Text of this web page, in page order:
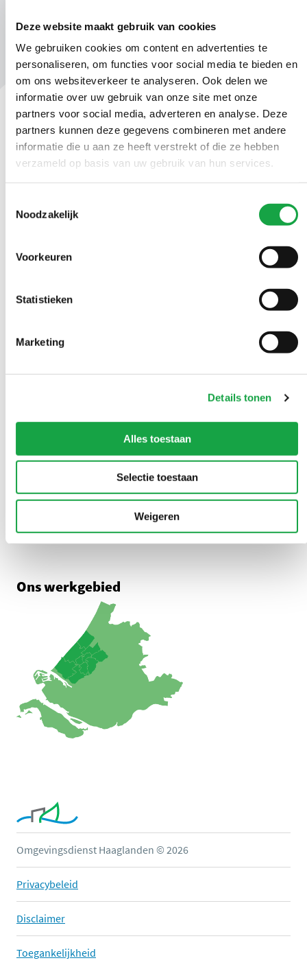
Deze website maakt gebruik van cookies
We gebruiken cookies om content en advertenties te
personaliseren, om functies voor social media te bieden en
om ons websiteverkeer te analyseren. Ook delen we
informatie over uw gebruik van onze site met onze
partners voor social media, adverteren en analyse. Deze
partners kunnen deze gegevens combineren met andere
informatie die u aan ze heeft verstrekt of die ze hebben
verzameld op basis van uw gebruik van hun services.
Noodzakelijk
Voorkeuren
Statistieken
Marketing
Details tonen
Alles toestaan
Selectie toestaan
Weigeren
Contact
Ma t/m vr 09.00 tot 17:00 uur
LinkedIn Omgevingsdienst Haaglanden (opent in een nieuw
Instagram Omgevingsdienst Haaglanden (opent in
X Omgevingsdienst Haaglanden (opent in
Facebook Omgevingsdienst
Overlast melden?
0888 - 333 555
Adres
2596 AW Den Haag
Route met Google Maps
Ons werkgebied
Omgevingsdienst Haaglanden © 2026
Privacybeleid
Disclaimer
Toegankelijkheid